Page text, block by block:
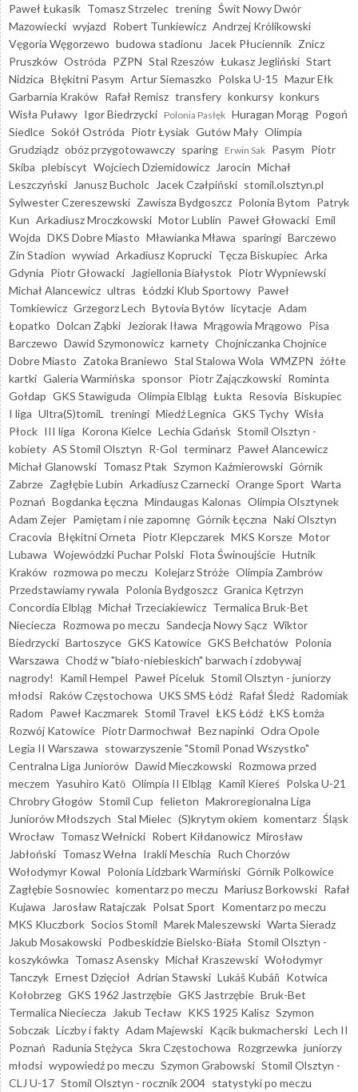
Paweł Łukasik Tomasz Strzelec trening Świt Nowy Dwór
Mazowiecki wyjazd Robert Tunkiewicz Andrzej Królikowski
Vęgoria Węgorzewo budowa stadionu Jacek Płuciennik Znicz
Pruszków Ostróda PZPN Stal Rzeszów Łukasz Jegliński Start
Nidzica Błękitni Pasym Artur Siemaszko Polska U-15 Mazur Ełk
Garbarnia Kraków Rafał Remisz transfery konkursy konkurs
Wisła Puławy Igor Biedrzycki Polonia Pasłęk Huragan Morąg Pogoń
Siedlce Sokół Ostróda Piotr Łysiak Gutów Mały Olimpia
Grudziądz obóz przygotowawczy sparing Erwin Sak Pasym Piotr
Skiba plebiscyt Wojciech Dziemidowicz Jarocin Michał
Leszczyński
Janusz Bucholc Jacek Czałpiński stomil.olsztyn.pl
Sylwester Czereszewski Zawisza Bydgoszcz Polonia Bytom Patryk
Kun Arkadiusz Mroczkowski Motor Lublin Paweł Głowacki Emil
Wojda DKS Dobre Miasto Mławianka Mława sparingi Barczewo
Zin Stadion wywiad Arkadiusz Koprucki Tęcza Biskupiec Arka
Gdynia Piotr Głowacki Jagiellonia Białystok Piotr Wypniewski
Michał Alancewicz ultras Łódzki Klub Sportowy Paweł
Tomkiewicz Grzegorz Lech Bytovia Bytów licytacje Adam
Łopatko Dolcan Ząbki Jeziorak Iława Mrągowia Mrągowo Pisa
Barczewo Dawid Szymonowicz karnety Chojniczanka Chojnice
Dobre Miasto Zatoka Braniewo Stal Stalowa Wola WMZPN żółte
kartki Galeria Warmińska sponsor Piotr Zajączkowski Rominta
Gołdap GKS Stawiguda Olimpia Elbląg Łukta Resovia Biskupiec
I liga Ultra(S)tomiL treningi Miedź Legnica GKS Tychy Wisła
Płock III liga Korona Kielce Lechia Gdańsk Stomil Olsztyn -
kobiety AS Stomil Olsztyn R-Gol terminarz Paweł Alancewicz
Michał Glanowski Tomasz Ptak Szymon Kaźmierowski Górnik
Zabrze Zagłębie Lubin Arkadiusz Czarnecki Orange Sport Warta
Poznań Bogdanka Łęczna Mindaugas Kalonas Olimpia Olsztynek
Adam Zejer Pamiętam i nie zapomnę Górnik Łęczna Naki Olsztyn
Cracovia Błękitni Orneta Piotr Klepczarek MKS Korsze Motor
Lubawa Wojewódzki Puchar Polski Flota Świnoujście Hutnik
Kraków rozmowa po meczu Kolejarz Stróże Olimpia Zambrów
Przedstawiamy rywala Polonia Bydgoszcz Granica Kętrzyn
Concordia Elbląg Michał Trzeciakiewicz Termalica Bruk-Bet
Nieciecza Rozmowa po meczu Sandecja Nowy Sącz Wiktor
Biedrzycki Bartoszyce GKS Katowice GKS Bełchatów Polonia
Warszawa Chodź w "biało-niebieskich" barwach i zdobywaj
nagrody!
Kamil Hempel Paweł Piceluk Stomil Olsztyn - juniorzy
młodsi Raków Częstochowa UKS SMS Łódź Rafał Śledź Radomiak
Radom Paweł Kaczmarek Stomil Travel ŁKS Łódź ŁKS Łomża
Rozwój Katowice Piotr Darmochwał Bez napinki Odra Opole
Legia II Warszawa stowarzyszenie "Stomil Ponad Wszystko"
Centralna Liga Juniorów Dawid Mieczkowski Rozmowa przed
meczem Yasuhiro Katō Olimpia II Elbląg Kamil Kiereś Polska U-21
Chrobry Głogów Stomil Cup felieton Makroregionalna Liga
Juniorów Młodszych Stal Mielec (S)krytym okiem komentarz Śląsk
Wrocław Tomasz Wełnicki Robert Kiłdanowicz Mirosław
Jabłoński Tomasz Wełna Irakli Meschia Ruch Chorzów
Wołodymyr Kowal Polonia Lidzbark Warmiński Górnik Polkowice
Zagłębie Sosnowiec komentarz po meczu Mariusz Borkowski Rafał
Kujawa
Jarosław Ratajczak Polsat Sport Komentarz po meczu
MKS Kluczbork Socios Stomil Marek Maleszewski Warta Sieradz
Jakub Mosakowski Podbeskidzie Bielsko-Biała Stomil Olsztyn -
koszykówka Tomasz Asensky Michał Kraszewski Wołodymyr
Tanczyk Ernest Dzięcioł Adrian Stawski Lukáš Kubáň Kotwica
Kołobrzeg GKS 1962 Jastrzębie GKS Jastrzębie Bruk-Bet
Termalica Nieciecza
Jakub Tecław KKS 1925 Kalisz Szymon
Sobczak Liczby i fakty Adam Majewski Kącik bukmacherski Lech II
Poznań Radunia Stężyca Skra Częstochowa Rozgrzewka juniorzy
młodsi wypowiedź po meczu Szymon Grabowski Stomil Olsztyn -
CLJ U-17 Stomil Olsztyn - rocznik 2004 statystyki po meczu